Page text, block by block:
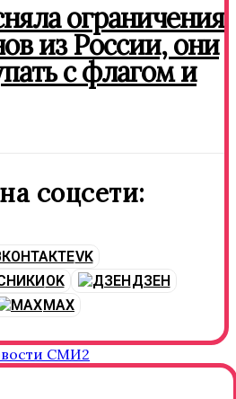
ограничения
из России, они
с флагом и
соцсети:
VK
OK
ДЗЕН
MAX
СМИ2